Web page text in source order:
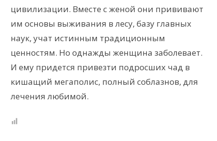
цивилизации. Вместе с женой они прививают
им основы выживания в лесу, базу главных
наук, учат истинным традиционным
ценностям. Но однажды женщина заболевает.
И ему придется привезти подросших чад в
кишащий мегаполис, полный соблазнов, для
лечения любимой.